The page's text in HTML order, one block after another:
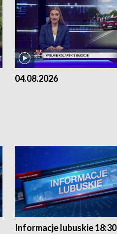
04.08.2026
Informacje lubuskie 18:30